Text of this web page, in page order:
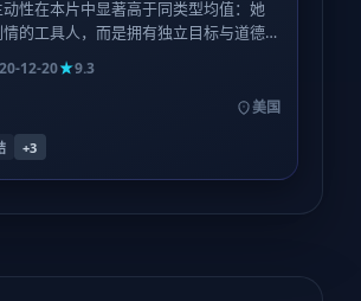
性在本片中显著高于同类型均值：她
的工具人，而是拥有独立目标与道德
；这一点在第三场群戏里体现得尤为利
12-20
9.3
美国
+3